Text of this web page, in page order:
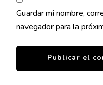
Guardar mi nombre,
navegador para la